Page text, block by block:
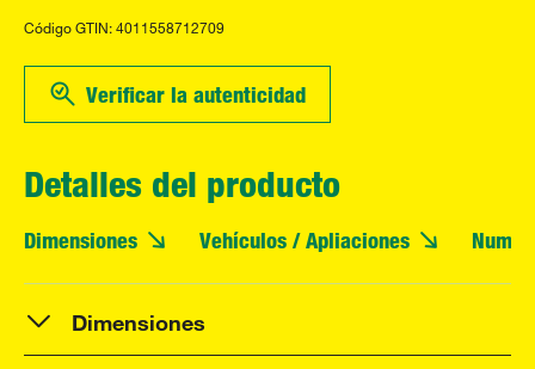
Código GTIN: 4011558712709
Verificar la autenticidad
Detalles del producto
Dimensiones Vehículos / Apliaciones
Dimensiones